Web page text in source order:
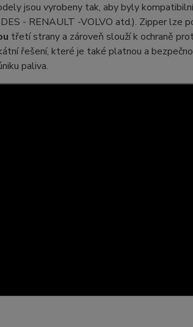
jsou vyrobeny tak, aby byly
- RENAULT -VOLVO atd.). Zipper lze
třetí strany a zároveň slouží k ochraně
řešení, které je také platnou a
paliva.